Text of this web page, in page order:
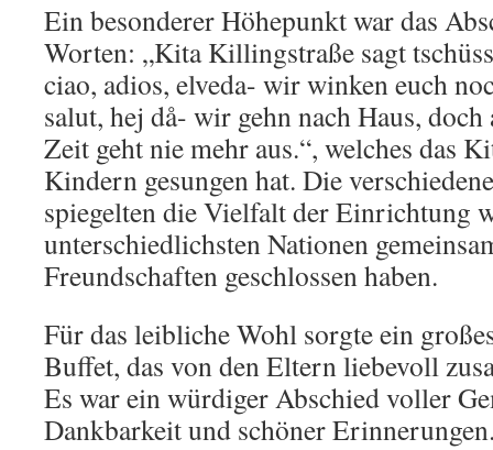
Ein besonderer Höhepunkt war das
Worten: „Kita Killingstraße sagt
ciao, adios, elveda- wir winken euch
salut, hej då- wir gehn nach Haus,
Zeit geht nie mehr aus.“, welches das
Kindern gesungen hat. Die
spiegelten die Vielfalt der Einrichtung
unterschiedlichsten Nationen
Freundschaften geschlossen haben.
Für das leibliche Wohl sorgte ein
Buffet, das von den Eltern liebevoll
Es war ein würdiger Abschied voller
Dankbarkeit und schöner